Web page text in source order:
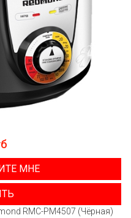
МНЕ
RMC-PM4507 (Чёрная)